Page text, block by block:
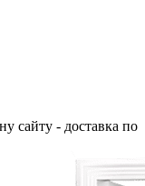
сайту - доставка по